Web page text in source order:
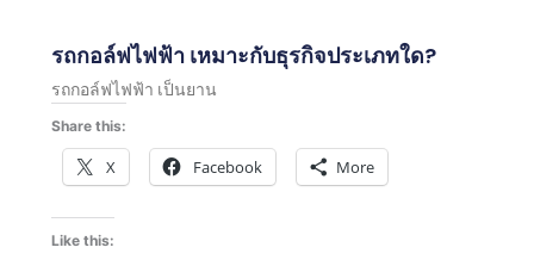
รถกอล์ฟไฟฟ้า เหมาะกับธุรกิจประเภทใด?
รถกอล์ฟไฟฟ้า เป็นยาน
Share this:
X Facebook More
Like this: